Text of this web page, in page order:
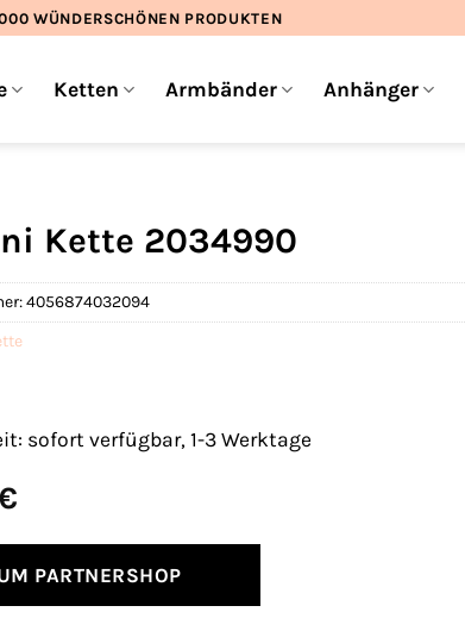
WÜNDERSCHÖNEN PRODUKTEN
Ketten Armbänder Anhänger
Kette 2034990
sofort verfügbar, 1-3 Werktage
PARTNERSHOP
4056874032094